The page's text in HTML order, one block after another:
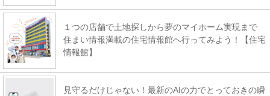
１つの店舗で土地探しから夢のマイホーム実現まで
住まい情報満載の住宅情報館へ行ってみよう！【住宅
情報館】
見守るだけじゃない！最新のAIの力でとっておきの瞬